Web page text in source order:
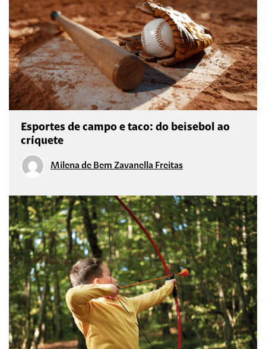
Esportes de campo e taco: do beisebol ao
críquete
Milena de Bem Zavanella Freitas